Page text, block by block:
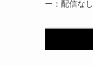
ー：配信なし